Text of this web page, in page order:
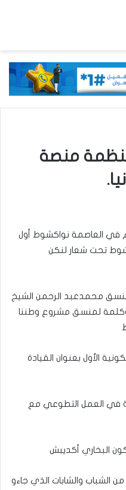
منصة
في العاصمة نواكشوط أول
تحت شعار لنكن
محمدعبد الرحمن الشيخ
وكلمة لمنسق مشروع وطننا
الأول بعنوان القيادة
في العمل التطوعي مع
البخاري أكديبش
الشباب والشابات الذي جاءو